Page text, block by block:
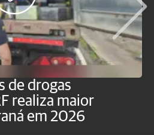
de drogas
realiza maior
em 2026